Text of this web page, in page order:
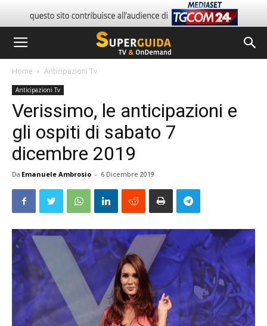
Home Anticipazioni Tv
Anticipazioni Tv
Verissimo, le anticipazioni e
gli ospiti di sabato 7
dicembre 2019
Da Emanuele Ambrosio - 6 Dicembre 2019